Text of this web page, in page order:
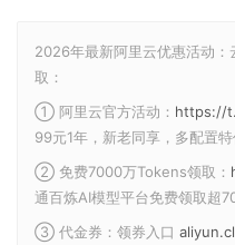
2026年最新阿里云优惠活动
取：
① 阿里云官方活动： https://
99元1年，新老同享，多配置特
② 免费7000万Tokens领取：
通百炼AI模型平台免费领取超
③ 代金券：领券入口